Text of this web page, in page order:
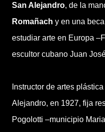
San Alejandro, de la
Romañach y en una
estudiar arte en Europa
escultor cubano Juan
Instructor de artes
Alejandro, en 1927, fija
Pogolotti –municipio